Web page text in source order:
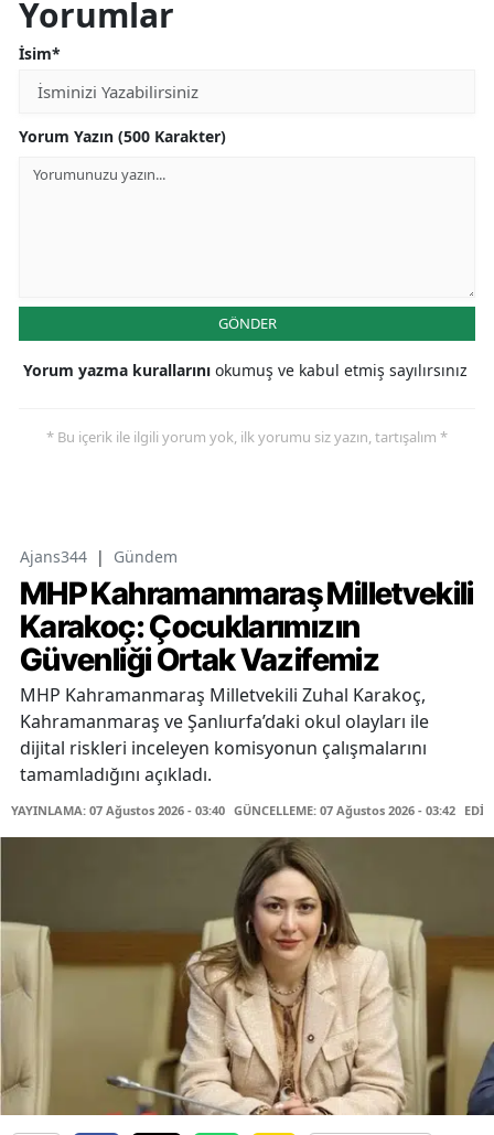
Yorumlar
İsim*
Yorum Yazın (500 Karakter)
GÖNDER
Yorum yazma kurallarını okumuş ve kabul etmiş sayılırsınız
* Bu içerik ile ilgili yorum yok, ilk yorumu siz yazın, tartışalım *
Ajans344 | Gündem
MHP Kahramanmaraş Milletvekili
Karakoç: Çocuklarımızın
Güvenliği Ortak Vazifemiz
MHP Kahramanmaraş Milletvekili Zuhal Karakoç,
Kahramanmaraş ve Şanlıurfa’daki okul olayları ile
dijital riskleri inceleyen komisyonun çalışmalarını
tamamladığını açıkladı.
YAYINLAMA: 07 Ağustos 2026 - 03:40 GÜNCELLEME: 07 Ağustos 2026 - 03:42